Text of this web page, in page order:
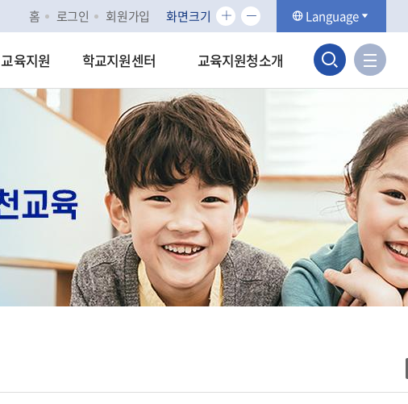
홈 로그인 회원가입 화면크기
화
면
크
기
확
대
화
면
크
축
Language
교육지원 학교지원센터 교육지원청소개
검
색
역
열
기
사
이
맵
바
로
가
기